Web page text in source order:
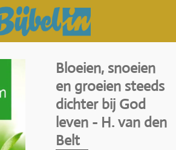
Bloeien, snoeien
en groeien steeds
dichter bij God
leven - H. van den
Belt